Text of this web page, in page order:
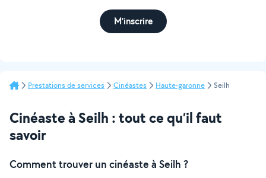
M'inscrire
Prestations de services Cinéastes Haute-garonne Seilh
Cinéaste à Seilh : tout ce qu’il faut
savoir
Comment trouver un cinéaste à Seilh ?